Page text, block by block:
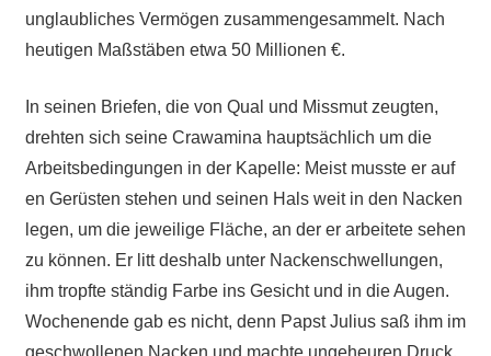
unglaubliches Vermögen zusammengesammelt. Nach
heutigen Maßstäben etwa 50 Millionen €.
In seinen Briefen, die von Qual und Missmut zeugten,
drehten sich seine Crawamina hauptsächlich um die
Arbeitsbedingungen in der Kapelle: Meist musste er auf
en Gerüsten stehen und seinen Hals weit in den Nacken
legen, um die jeweilige Fläche, an der er arbeitete sehen
zu können. Er litt deshalb unter Nackenschwellungen,
ihm tropfte ständig Farbe ins Gesicht und in die Augen.
Wochenende gab es nicht, denn Papst Julius saß ihm im